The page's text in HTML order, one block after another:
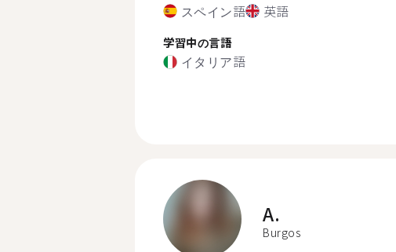
スペイン語 英語
学習中の言語
イタリア語
A.
Burgos